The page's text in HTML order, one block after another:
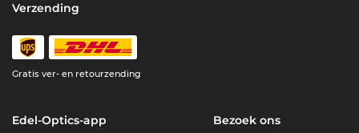
Verzending
Gratis ver- en retourzending
Edel-Optics-app Bezoek ons